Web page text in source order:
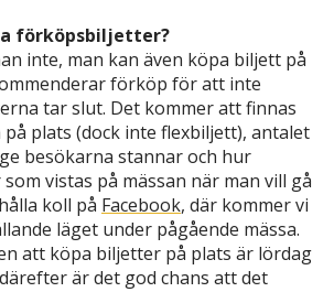
förköpsbiljetter?
inte, man kan även köpa biljett på
förköp för att inte
tar slut. Det kommer att finnas
plats (dock inte flexbiljett), antalet
besökarna stannar och hur
vistas på mässan när man vill gå
koll på Facebook, där kommer vi
läget under pågående mässa.
att köpa biljetter på plats är lördag
är det god chans att det